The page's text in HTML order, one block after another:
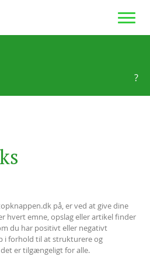
?
ks
på, er ved at give dine
hvert emne, opslag eller artikel finder
du har positivt eller negativt
i forhold til at strukturere og
er tilgængeligt for alle.